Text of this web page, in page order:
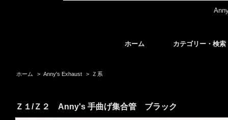
ホーム カテゴリー・検索
ホーム > Anny's Exhaust > Ｚ系
Ｚ１/Ｚ２ Anny's 手曲げ集合管 ブラック